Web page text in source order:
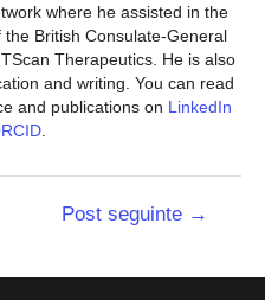
where he assisted in the
British Consulate-General
Therapeutics. He is also
and writing. You can read
and publications on LinkedIn
.
Post seguinte →